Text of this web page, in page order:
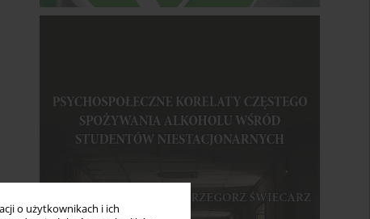
o użytkownikach i ich